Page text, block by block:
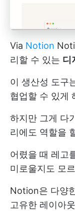
Via Notion
리할 수 있는 디
이 생산성 도구
협업할 수 있게
하지만 그게 다
리에도 역할을
어렸을 때 레고
미로울지도 모
Notion은 다양
고유한 레이아